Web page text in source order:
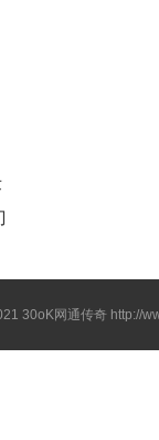
30oK网通传奇 http://